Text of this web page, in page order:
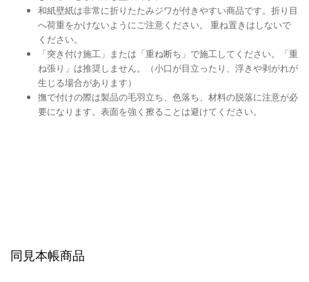
和紙壁紙は非常に折りたたみジワが付きやすい商品です。折り目
へ荷重をかけないようにご注意ください。 重ね置きはしないで
ください。
「突き付け施工」または「重ね断ち」で施工してください。「重
ね張り」は推奨しません。（小口が目立ったり、浮きや剥がれが
生じる場合があります）
撫で付けの際は製品の毛羽立ち、色落ち、材料の脱落に注意が必
要になります。表面を強く擦ることは避けてください。
同見本帳商品